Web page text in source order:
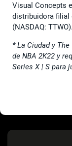
Visual Concepts
distribuidora filial
(NASDAQ: TTWO).
* La Ciudad y
de NBA 2K22 y
Series X | S para